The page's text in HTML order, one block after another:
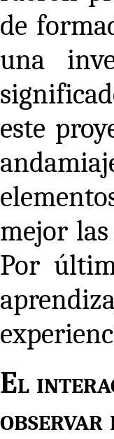
de
una
este
mejor
Por
El
observar